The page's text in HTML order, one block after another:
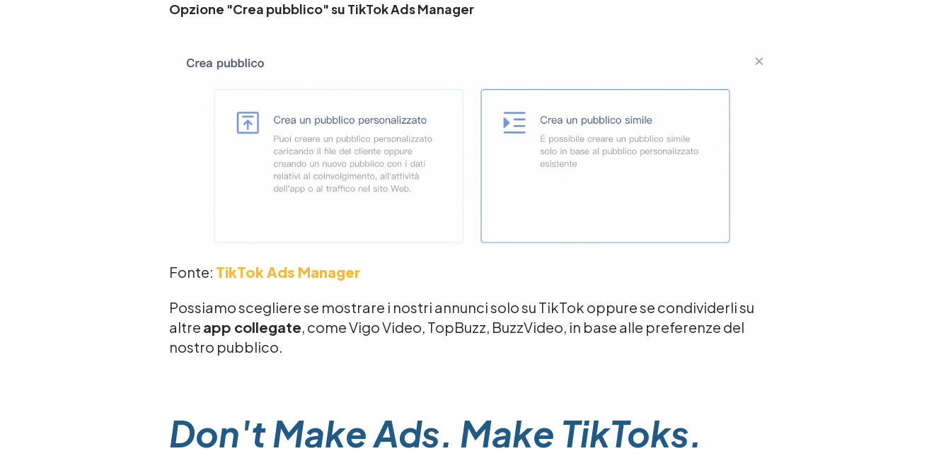
Opzione "Crea pubblico" su TikTok Ads Manager
Fonte: TikTok Ads Manager
Possiamo scegliere se mostrare i nostri annunci solo su TikTok oppure se condividerli su
altre app collegate, come Vigo Video, TopBuzz, BuzzVideo, in base alle preferenze del
nostro pubblico.
Don't Make Ads. Make TikToks.